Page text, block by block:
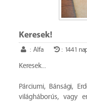
Keresek!
: Alfa : 1441
Keresek...
Párciumi, Bánsági,
világháborús, vagy